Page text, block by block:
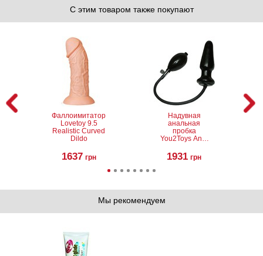
С этим товаром также покупают
Фаллоимитатор
Lovetoy 9.5
Realistic Curved
Dildo
1637 грн
Надувная
анальная
пробка
You2Toys Anal
1931 грн
Мы рекомендуем